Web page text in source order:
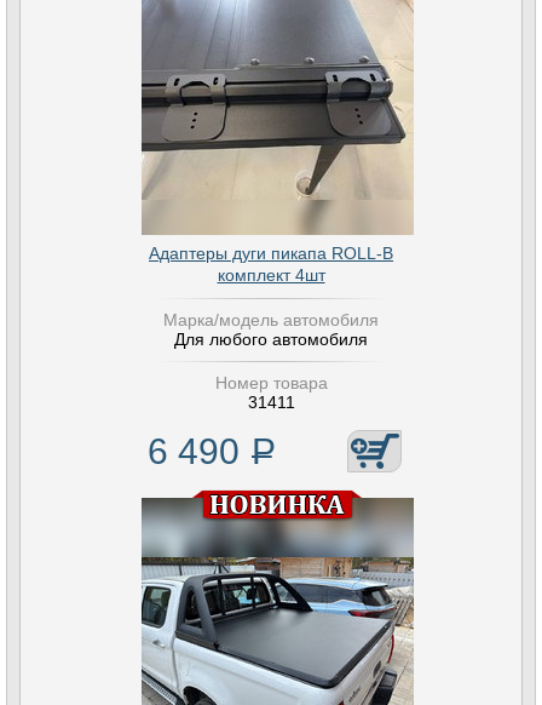
Адаптеры дуги пикапа ROLL-B
комплект 4шт
Марка/модель автомобиля
Для любого автомобиля
Номер товара
31411
6 490 Р